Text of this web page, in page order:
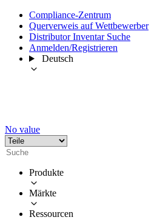
Compliance-Zentrum
Querverweis auf Wettbewerber
Distributor Inventar Suche
Anmelden/Registrieren
Deutsch
No value
Produkte
Märkte
Ressourcen